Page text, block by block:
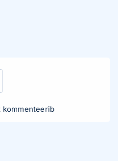
kommenteerib